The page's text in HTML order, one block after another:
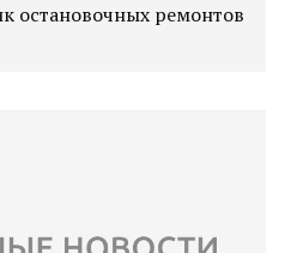
остановочных ремонтов